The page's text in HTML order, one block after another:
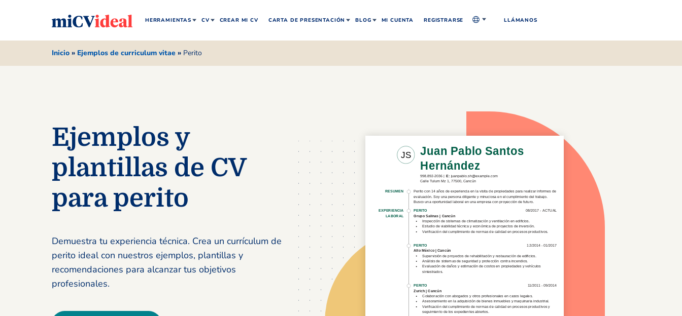
HERRAMIENTAS CV CREAR MI CV CARTA DE PRESENTACIÓN BLOG MI CUENTA REGISTRARSE LLÁMANOS
Inicio » Ejemplos de curriculum vitae » Perito
Ejemplos y
plantillas de CV
para perito
Demuestra tu experiencia técnica. Crea un currículum de
perito ideal con nuestros ejemplos, plantillas y
recomendaciones para alcanzar tus objetivos
profesionales.